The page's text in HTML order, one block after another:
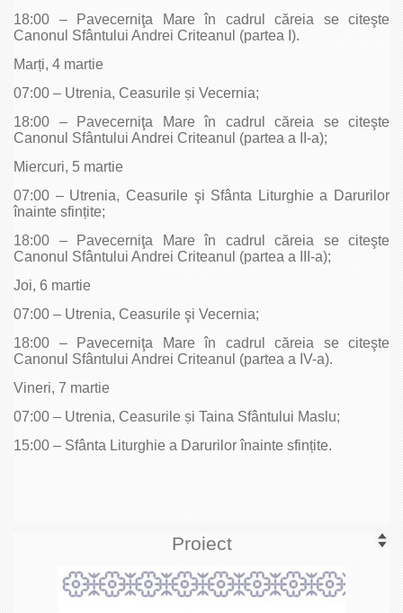
18:00 – Pavecerniţa Mare în cadrul căreia se citeşte
Canonul Sfântului Andrei Criteanul (partea I).
Marți, 4 martie
07:00 – Utrenia, Ceasurile și Vecernia;
18:00 – Pavecerniţa Mare în cadrul căreia se citeşte
Canonul Sfântului Andrei Criteanul (partea a II-a);
Miercuri, 5 martie
07:00 – Utrenia, Ceasurile şi Sfânta Liturghie a Darurilor
înainte sfințite;
18:00 – Pavecerniţa Mare în cadrul căreia se citeşte
Canonul Sfântului Andrei Criteanul (partea a III-a);
Joi, 6 martie
07:00 – Utrenia, Ceasurile şi Vecernia;
18:00 – Pavecerniţa Mare în cadrul căreia se citeşte
Canonul Sfântului Andrei Criteanul (partea a IV-a).
Vineri, 7 martie
07:00 – Utrenia, Ceasurile și Taina Sfântului Maslu;
15:00 – Sfânta Liturghie a Darurilor înainte sfințite.
Proiect